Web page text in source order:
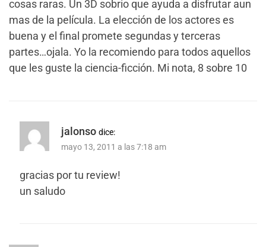
cosas raras. Un 3D sobrio que ayuda a disfrutar aun
mas de la película. La elección de los actores es
buena y el final promete segundas y terceras
partes…ojala. Yo la recomiendo para todos aquellos
que les guste la ciencia-ficción. Mi nota, 8 sobre 10
jalonso dice:
mayo 13, 2011 a las 7:18 am
gracias por tu review!
un saludo